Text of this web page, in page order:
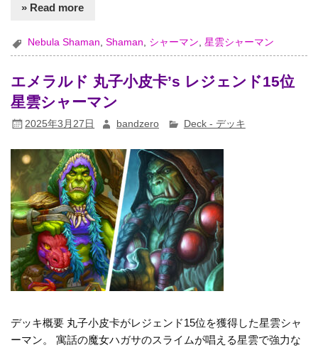
» Read more
Nebula Shaman,Shaman, シャーマン,星雲シャーマン
エメラルド 丸子小皮卡’s レジェンド15位
星雲シャーマン
2025年3月27日 bandzero Deck - デッキ
デッキ概要 丸子小皮卡がレジェンド15位を獲得した星雲シャ
ーマン。 寓話の魔女ハガサのスライムが唱える星雲で強力な